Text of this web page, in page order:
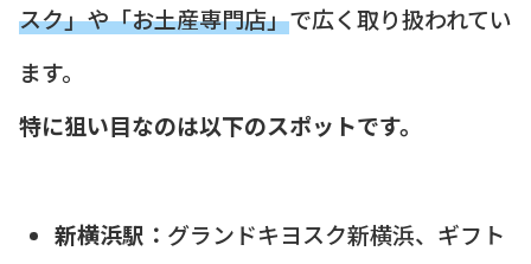
スク」や「お土産専門店」で広く取り扱われてい
ます。
特に狙い目なのは以下のスポットです。
新横浜駅： グランドキヨスク新横浜、ギフト